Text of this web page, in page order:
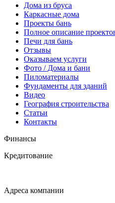
Дома из бруса
Каркасные дома
Проекты бань
Полное описание
Печи для бань
Отзывы
Оказываем услуги
Фото / Дома и бани
Пиломатериалы
Фундаменты для зданий
Видео
География строительства
Статьи
Контакты
Финансы
Кредитование
Адреса компании